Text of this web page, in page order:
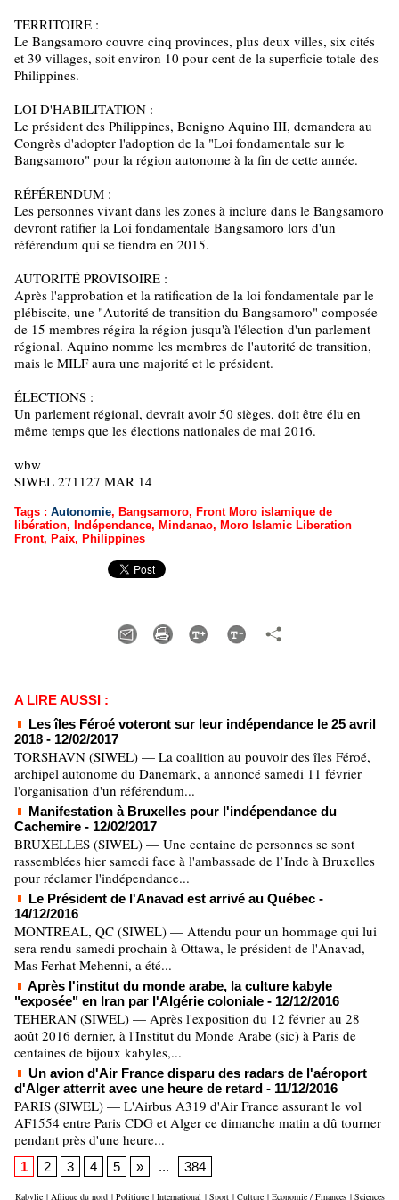
TERRITOIRE :
Le Bangsamoro couvre cinq provinces, plus deux villes, six cités
et 39 villages, soit environ 10 pour cent de la superficie totale des
Philippines.
LOI D'HABILITATION :
Le président des Philippines, Benigno Aquino III, demandera au
Congrès d'adopter l'adoption de la "Loi fondamentale sur le
Bangsamoro" pour la région autonome à la fin de cette année.
RÉFÉRENDUM :
Les personnes vivant dans les zones à inclure dans le Bangsamoro
devront ratifier la Loi fondamentale Bangsamoro lors d'un
référendum qui se tiendra en 2015.
AUTORITÉ PROVISOIRE :
Après l'approbation et la ratification de la loi fondamentale par le
plébiscite, une "Autorité de transition du Bangsamoro" composée
de 15 membres régira la région jusqu'à l'élection d'un parlement
régional. Aquino nomme les membres de l'autorité de transition,
mais le MILF aura une majorité et le président.
ÉLECTIONS :
Un parlement régional, devrait avoir 50 sièges, doit être élu en
même temps que les élections nationales de mai 2016.
wbw
SIWEL 271127 MAR 14
Tags : Autonomie, Bangsamoro, Front Moro islamique de
libération, Indépendance, Mindanao, Moro Islamic Liberation
Front, Paix, Philippines
A LIRE AUSSI :
Les îles Féroé voteront sur leur indépendance le 25 avril
2018 - 12/02/2017
TORSHAVN (SIWEL) — La coalition au pouvoir des îles Féroé,
archipel autonome du Danemark, a annoncé samedi 11 février
l'organisation d'un référendum...
Manifestation à Bruxelles pour l'indépendance du
Cachemire - 12/02/2017
BRUXELLES (SIWEL) — Une centaine de personnes se sont
rassemblées hier samedi face à l'ambassade de l’Inde à Bruxelles
pour réclamer l'indépendance...
Le Président de l'Anavad est arrivé au Québec -
14/12/2016
MONTREAL, QC (SIWEL) — Attendu pour un hommage qui lui
sera rendu samedi prochain à Ottawa, le président de l'Anavad,
Mas Ferhat Mehenni, a été...
Après l'institut du monde arabe, la culture kabyle
"exposée" en Iran par l'Algérie coloniale - 12/12/2016
TEHERAN (SIWEL) — Après l'exposition du 12 février au 28
août 2016 dernier, à l'Institut du Monde Arabe (sic) à Paris de
centaines de bijoux kabyles,...
Un avion d'Air France disparu des radars de l'aéroport
d'Alger atterrit avec une heure de retard - 11/12/2016
PARIS (SIWEL) — L'Airbus A319 d'Air France assurant le vol
AF1554 entre Paris CDG et Alger ce dimanche matin a dû tourner
pendant près d'une heure...
1 2 3 4 5 » ... 384
Kabylie | Afrique du nord | Politique | International | Sport | Culture | Economie / Finances | Sciences